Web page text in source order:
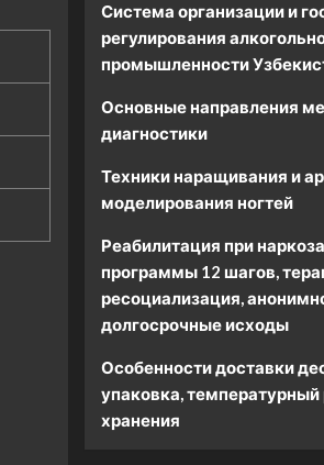
Система организации и
регулирования
промышленности
Основные направления
диагностики
Техники наращивания и
моделирования ногтей
Реабилитация при
программы 12 шагов,
ресоциализация,
долгосрочные исходы
Особенности доставки
упаковка,
хранения